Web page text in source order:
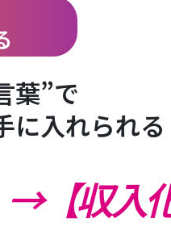
葉”で
に入れられる
【収入